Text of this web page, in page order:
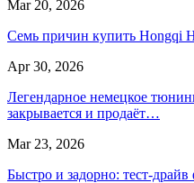
Mar 20, 2026
Семь причин купить Hongqi
Apr 30, 2026
Легендарное немецкое
закрывается и продаёт…
Mar 23, 2026
Быстро и задорно: тест-